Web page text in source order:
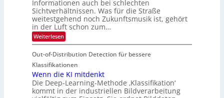
s
u
n
d
M
a
n
t
i
S
k
e
i
t
e
n
V
I
S
I
O
N
T
e
c
d
T
o
u
r
u
Informationen auch bei schlechten
Sichtverhältnissen. Was für die Straße
weitestgehend noch Zukunftsmusik ist, gehört
in der Luft schon zum…
Weiterlesen:
S
c
h
l
a
Out-of-Distribution Detection für bessere
Klassifikationen
Wenn die KI mitdenkt
Die Deep-Learning-Methode ‚Klassifikation‘
kommt in der industriellen Bildverarbeitung